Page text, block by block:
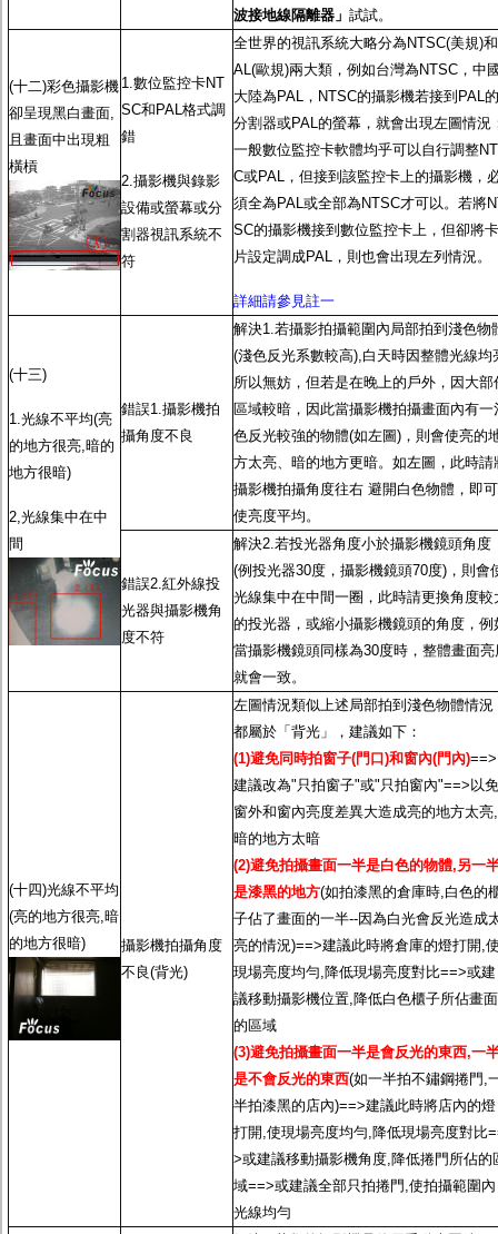
波接地線隔離器」 試試。
(十二)彩色攝影機
卻呈現黑白畫面,
且畫面中出現粗
橫槓
1.數位監控卡NT
SC和PAL格式調
錯
2.攝影機與錄影
設備或螢幕或分
割器視訊系統不
符
全世界的視訊系統大略分為NTSC(美規)
AL(歐規)兩大類，例如台灣為NTSC，中
大陸為PAL，NTSC的攝影機若接到PAL的
分割器或PAL的螢幕，就會出現左圖情況
一般數位監控卡軟體均乎可以自行調整
C或PAL，但接到該監控卡上的攝影機，
須全為PAL或全部為NTSC才可以。若將
SC的攝影機接到數位監控卡上，但卻將卡
片設定調成PAL，則也會出現左列情況。
詳細請參見註一
(十三)
1.光線不平均(亮
的地方很亮,暗的
地方很暗)
2,光線集中在中
間
錯誤1.攝影機拍
攝角度不良
解決1.若攝影拍攝範圍內局部拍到淺色物
(淺色反光系數較高),白天時因整體光線均
所以無妨，但若是在晚上的戶外，因大部
區域較暗，因此當攝影機拍攝畫面內有一
色反光較強的物體(如左圖)，則會使亮的
方太亮、暗的地方更暗。如左圖，此時請
攝影機拍攝角度往右 避開白色物體，即可
使亮度平均。
錯誤2.紅外線投
光器與攝影機角
度不符
解決2.若投光器角度小於攝影機鏡頭角度
(例投光器30度，攝影機鏡頭70度)，則會
光線集中在中間一圈，此時請更換角度較
的投光器，或縮小攝影機鏡頭的角度，例
當攝影機鏡頭同樣為30度時，整體畫面亮
就會一致。
(十四)光線不平均
(亮的地方很亮,暗
的地方很暗)
攝影機拍攝角度
不良(背光)
左圖情況類似上述局部拍到淺色物體情況
都屬於「背光」，建議如下：
(1)避免同時拍窗子(門口)和窗內(門內)==>
建議改為"只拍窗子"或"只拍窗內"==>以免
窗外和窗內亮度差異大造成亮的地方太亮,
暗的地方太暗
(2)避免拍攝畫面一半是白色的物體,另一
是漆黑的地方(如拍漆黑的倉庫時,白色的
子佔了畫面的一半--因為白光會反光造成
亮的情況)==>建議此時將倉庫的燈打開,
現場亮度均勻,降低現場亮度對比==>或建
議移動攝影機位置,降低白色櫃子所佔畫面
的區域
(3)避免拍攝畫面一半是會反光的東西,一
是不會反光的東西(如一半拍不鏽鋼捲門,
半拍漆黑的店內)==>建議此時將店內的燈
打開,使現場亮度均勻,降低現場亮度對比
>或建議移動攝影機角度,降低捲門所佔的
域==>或建議全部只拍捲門,使拍攝範圍內
光線均勻